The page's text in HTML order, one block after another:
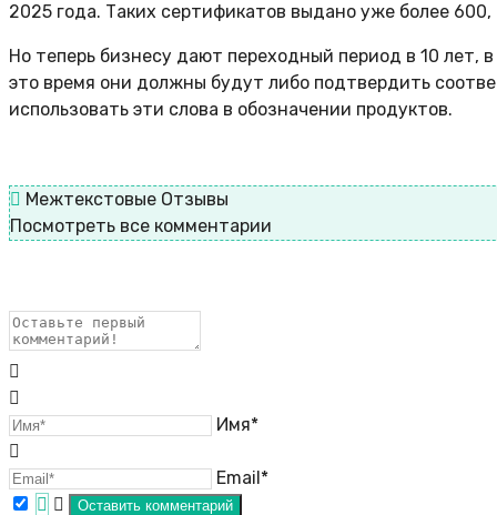
2025 года. Таких сертификатов выдано уже более
Но теперь бизнесу дают переходный период в 10 лет,
это время они должны будут либо подтвердить
использовать эти слова в обозначении продуктов.
Межтекстовые Отзывы
Посмотреть все комментарии
Имя*
Email*